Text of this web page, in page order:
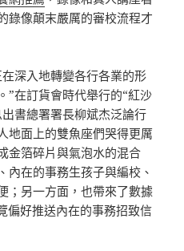
錄像顛末嚴厲的審校流程才
在深入地轉變各行各業的形
”在訂貨會時代舉行的“紅沙
書總署署長柳斌杰泛論行
面上的雙魚座們哭得更厲
金箔碎片與氣泡水的混合
內在的事務生孩子與編校、
；另一方面，也帶來了數據
偏好推送內在的事務招致信